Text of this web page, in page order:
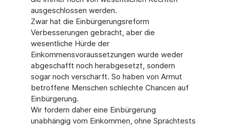
ausgeschlossen werden.
Zwar hat die Einbürgerungsreform
Verbesserungen gebracht, aber die
wesentliche Hürde der
Einkommensvoraussetzungen wurde weder
abgeschafft noch herabgesetzt, sondern
sogar noch verschärft. So haben von Armut
betroffene Menschen schlechte Chancen auf
Einbürgerung.
Wir fordern daher eine Einbürgerung
unabhängig vom Einkommen, ohne Sprachtests